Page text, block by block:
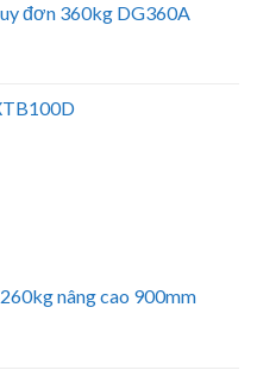
đơn 360kg DG360A
nâng cao 900mm